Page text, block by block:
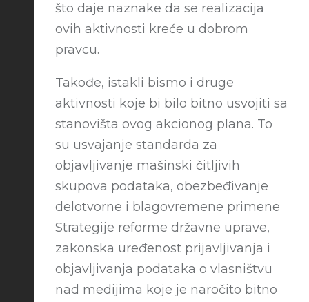
što daje naznake da se realizacija
ovih aktivnosti kreće u dobrom
pravcu.
Takođe, istakli bismo i druge
aktivnosti koje bi bilo bitno usvojiti sa
stanovišta ovog akcionog plana. To
su usvajanje standarda za
objavljivanje mašinski čitljivih
skupova podataka, obezbeđivanje
delotvorne i blagovremene primene
Strategije reforme državne uprave,
zakonska uređenost prijavljivanja i
objavljivanja podataka o vlasništvu
nad medijima koje je naročito bitno